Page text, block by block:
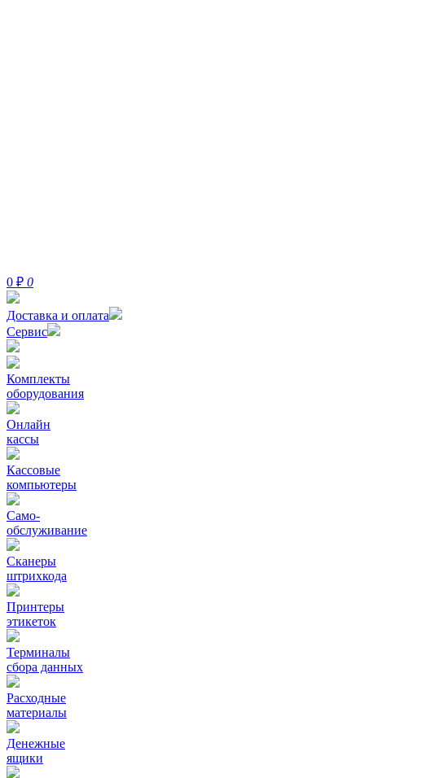
0 ₽ 0
Доставка и оплата
Сервис
Комплекты
оборудования
Онлайн
кассы
Кассовые
компьютеры
Само-
обслуживание
Сканеры
штрихкода
Принтеры
этикеток
Терминалы
сбора данных
Расходные
материалы
Денежные
ящики